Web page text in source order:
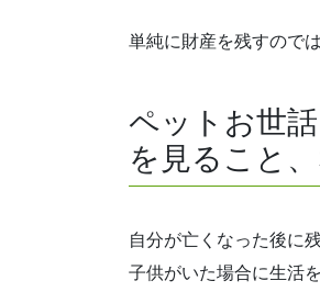
単純に財産を残すので
ペットお世
を見ること
自分が亡くなった後に
子供がいた場合に生活